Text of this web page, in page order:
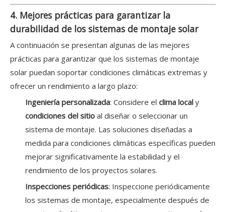
4. Mejores prácticas para garantizar la
durabilidad de los sistemas de montaje solar
A continuación se presentan algunas de las mejores
prácticas para garantizar que los sistemas de montaje
solar puedan soportar condiciones climáticas extremas y
ofrecer un rendimiento a largo plazo:
Ingeniería personalizada: Considere el clima local y
condiciones del sitio al diseñar o seleccionar un
sistema de montaje. Las soluciones diseñadas a
medida para condiciones climáticas específicas pueden
mejorar significativamente la estabilidad y el
rendimiento de los proyectos solares.
Inspecciones periódicas: Inspeccione periódicamente
los sistemas de montaje, especialmente después de